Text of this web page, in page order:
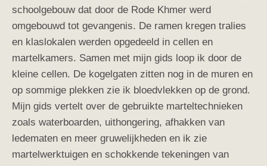
schoolgebouw dat door de Rode Khmer werd
omgebouwd tot gevangenis. De ramen kregen tralies
en klaslokalen werden opgedeeld in cellen en
martelkamers. Samen met mijn gids loop ik door de
kleine cellen. De kogelgaten zitten nog in de muren en
op sommige plekken zie ik bloedvlekken op de grond.
Mijn gids vertelt over de gebruikte marteltechnieken
zoals waterboarden, uithongering, afhakken van
ledematen en meer gruwelijkheden en ik zie
martelwerktuigen en schokkende tekeningen van